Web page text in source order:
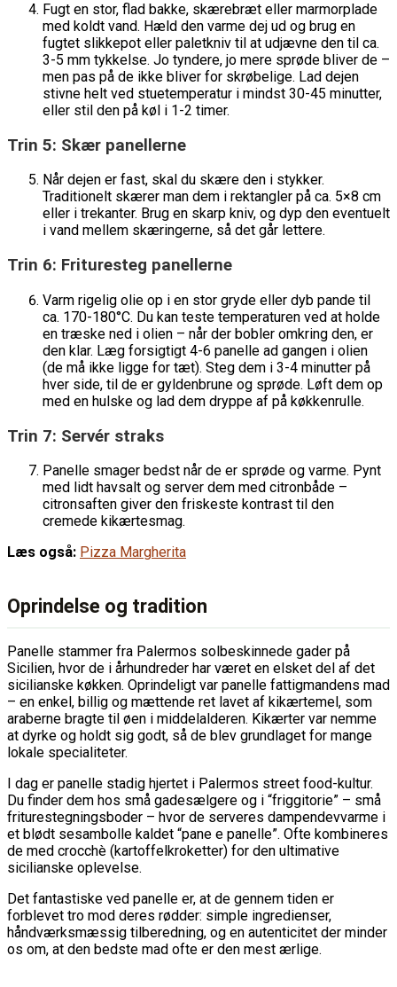
Fugt en stor, flad bakke, skærebræt eller marmorplade
med koldt vand. Hæld den varme dej ud og brug en
fugtet slikkepot eller paletkniv til at udjævne den til ca.
3-5 mm tykkelse. Jo tyndere, jo mere sprøde bliver de –
men pas på de ikke bliver for skrøbelige. Lad dejen
stivne helt ved stuetemperatur i mindst 30-45 minutter,
eller stil den på køl i 1-2 timer.
Trin 5: Skær panellerne
Når dejen er fast, skal du skære den i stykker.
Traditionelt skærer man dem i rektangler på ca. 5×8 cm
eller i trekanter. Brug en skarp kniv, og dyp den eventuelt
i vand mellem skæringerne, så det går lettere.
Trin 6: Frituresteg panellerne
Varm rigelig olie op i en stor gryde eller dyb pande til
ca. 170-180°C. Du kan teste temperaturen ved at holde
en træske ned i olien – når der bobler omkring den, er
den klar. Læg forsigtigt 4-6 panelle ad gangen i olien
(de må ikke ligge for tæt). Steg dem i 3-4 minutter på
hver side, til de er gyldenbrune og sprøde. Løft dem op
med en hulske og lad dem dryppe af på køkkenrulle.
Trin 7: Servér straks
Panelle smager bedst når de er sprøde og varme. Pynt
med lidt havsalt og server dem med citronbåde –
citronsaften giver den friskeste kontrast til den
cremede kikærtesmag.
Læs også: Pizza Margherita
Oprindelse og tradition
Panelle stammer fra Palermos solbeskinnede gader på
Sicilien, hvor de i århundreder har været en elsket del af det
sicilianske køkken. Oprindeligt var panelle fattigmandens mad
– en enkel, billig og mættende ret lavet af kikærtemel, som
araberne bragte til øen i middelalderen. Kikærter var nemme
at dyrke og holdt sig godt, så de blev grundlaget for mange
lokale specialiteter.
I dag er panelle stadig hjertet i Palermos street food-kultur.
Du finder dem hos små gadesælgere og i “friggitorie” – små
friturestegningsboder – hvor de serveres dampendevvarme i
et blødt sesambolle kaldet “pane e panelle”. Ofte kombineres
de med crocchè (kartoffelkroketter) for den ultimative
sicilianske oplevelse.
Det fantastiske ved panelle er, at de gennem tiden er
forblevet tro mod deres rødder: simple ingredienser,
håndværksmæssig tilberedning, og en autenticitet der minder
os om, at den bedste mad ofte er den mest ærlige.